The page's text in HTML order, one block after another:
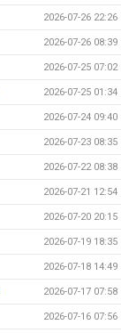
2026-07-26 22:26
2026-07-26 08:39
2026-07-25 07:02
2026-07-25 01:34
2026-07-24 09:40
2026-07-23 08:35
2026-07-22 08:38
2026-07-21 12:54
2026-07-20 20:15
2026-07-19 18:35
2026-07-18 14:49
2026-07-17 07:58
2026-07-16 07:56